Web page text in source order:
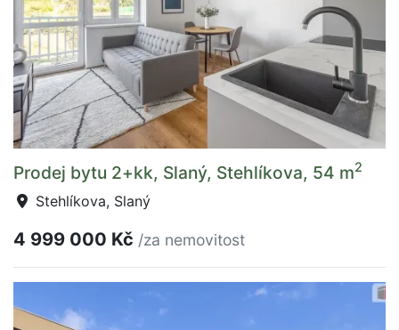
Prodej bytu 2+kk, Slaný, Stehlíkova, 54 m2
Stehlíkova, Slaný
4 999 000 Kč /za nemovitost